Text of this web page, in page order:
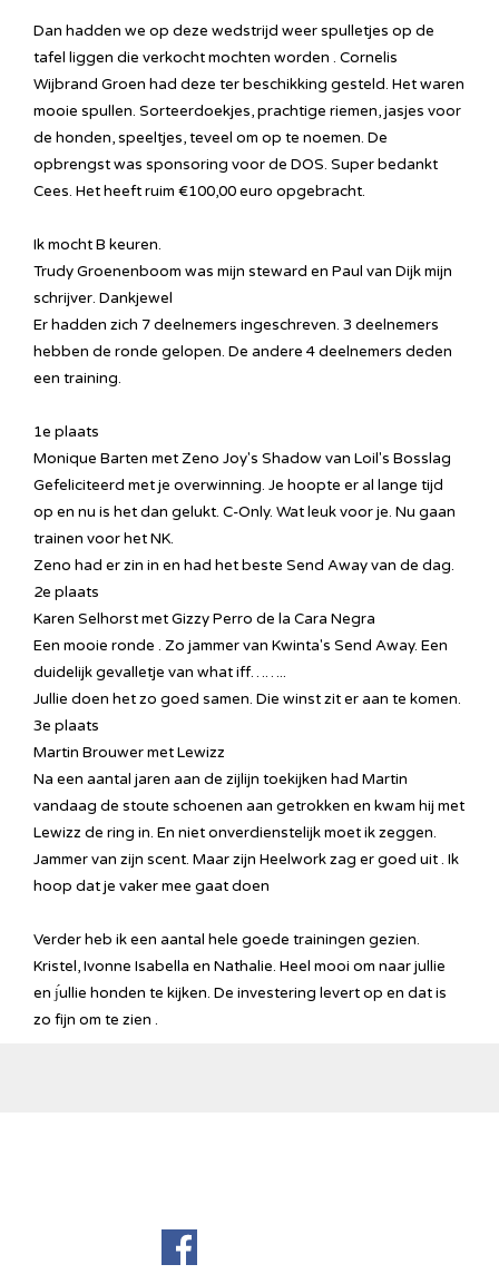
Dan hadden we op deze wedstrijd weer spulletjes op de
tafel liggen die verkocht mochten worden . Cornelis
Wijbrand Groen had deze ter beschikking gesteld. Het waren
mooie spullen. Sorteerdoekjes, prachtige riemen, jasjes voor
de honden, speeltjes, teveel om op te noemen. De
opbrengst was sponsoring voor de DOS. Super bedankt
Cees. Het heeft ruim €100,00 euro opgebracht.
Ik mocht B keuren.
Trudy Groenenboom was mijn steward en Paul van Dijk mijn
schrijver. Dankjewel
Er hadden zich 7 deelnemers ingeschreven. 3 deelnemers
hebben de ronde gelopen. De andere 4 deelnemers deden
een training.
1e plaats
Monique Barten met Zeno Joy's Shadow van Loil's Bosslag
Gefeliciteerd met je overwinning. Je hoopte er al lange tijd
op en nu is het dan gelukt. C-Only. Wat leuk voor je. Nu gaan
trainen voor het NK.
Zeno had er zin in en had het beste Send Away van de dag.
2e plaats
Karen Selhorst met Gizzy Perro de la Cara Negra
Een mooie ronde . Zo jammer van Kwinta's Send Away. Een
duidelijk gevalletje van what iff……..
Jullie doen het zo goed samen. Die winst zit er aan te komen.
3e plaats
Martin Brouwer met Lewizz
Na een aantal jaren aan de zijlijn toekijken had Martin
vandaag de stoute schoenen aan getrokken en kwam hij met
Lewizz de ring in. En niet onverdienstelijk moet ik zeggen.
Jammer van zijn scent. Maar zijn Heelwork zag er goed uit . Ik
hoop dat je vaker mee gaat doen
Verder heb ik een aantal hele goede trainingen gezien.
Kristel, Ivonne Isabella en Nathalie. Heel mooi om naar jullie
en j́ullie honden te kijken. De investering levert op en dat is
zo fijn om te zien .